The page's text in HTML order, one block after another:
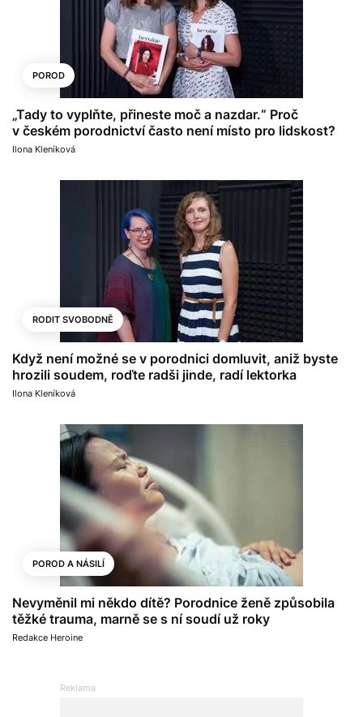
POROD
„Tady to vyplňte, přineste moč a nazdar.“ Proč
v českém porodnictví často není místo pro lidskost?
Ilona Kleníková
RODIT SVOBODNĚ
Když není možné se v porodnici domluvit, aniž byste
hrozili soudem, roďte radši jinde, radí lektorka
Ilona Kleníková
POROD A NÁSILÍ
Nevyměnil mi někdo dítě? Porodnice ženě způsobila
těžké trauma, marně se s ní soudí už roky
Redakce Heroine